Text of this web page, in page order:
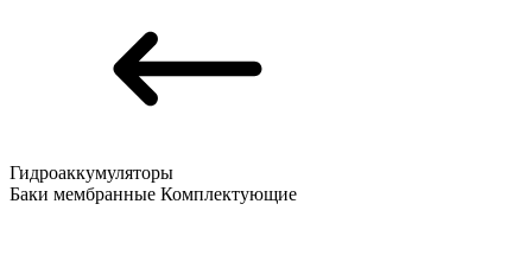
Гидроаккумуляторы
Баки мембранные Комплектующие